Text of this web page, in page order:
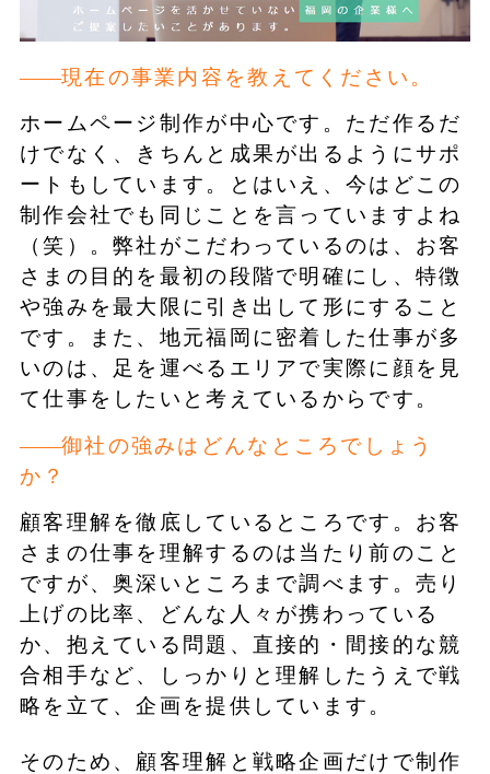
現在の事業内容を教えてください。
ホームページ制作が中心です。ただ作るだ
けでなく、きちんと成果が出るようにサポ
ートもしています。とはいえ、今はどこの
制作会社でも同じことを言っていますよね
（笑）。弊社がこだわっているのは、お客
さまの目的を最初の段階で明確にし、特徴
や強みを最大限に引き出して形にすること
です。また、地元福岡に密着した仕事が多
いのは、足を運べるエリアで実際に顔を見
て仕事をしたいと考えているからです。
御社の強みはどんなところでしょう
か？
顧客理解を徹底しているところです。お客
さまの仕事を理解するのは当たり前のこと
ですが、奥深いところまで調べます。売り
上げの比率、どんな人々が携わっている
か、抱えている問題、直接的・間接的な競
合相手など、しっかりと理解したうえで戦
略を立て、企画を提供しています。
そのため、顧客理解と戦略企画だけで制作